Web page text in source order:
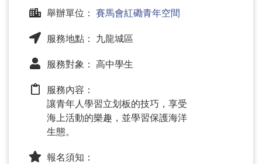
舉辦單位： 賽馬會紅磡青年空間
服務地點： 九龍城區
服務對象： 高中學生
服務內容：
讓青年人學習立划板的技巧，享受
海上活動的樂趣，並學習保護海洋
生態。
報名須知：